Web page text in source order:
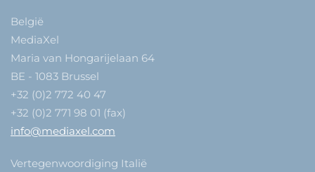
België
MediaXel
Maria van Hongarijelaan 64
BE - 1083 Brussel
+32 (0)2 772 40 47
+32 (0)2 771 98 01 (fax)
info@mediaxel.com
Vertegenwoordiging Italië